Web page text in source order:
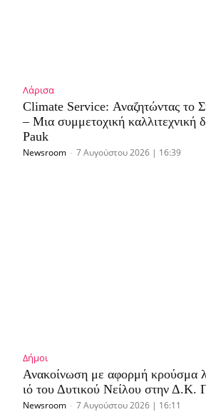
Λάρισα
Climate Service: Αναζητώντας το
– Μια συμμετοχική καλλιτεχνική
Pauk
Newsroom - 7 Αυγούστου 2026 | 16:39
Δήμοι
Ανακοίνωση με αφορμή κρούσμα
ιό του Δυτικού Νείλου στην Δ.Κ.
Newsroom - 7 Αυγούστου 2026 | 16:11